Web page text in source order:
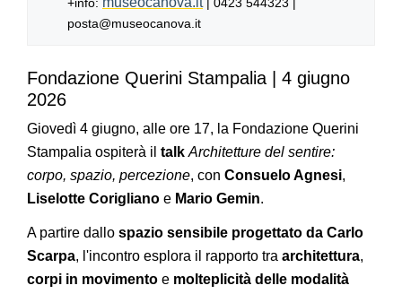
+info:
| 0423 544323 |
posta@museocanova.it
Fondazione Querini Stampalia | 4 giugno
2026
Giovedì 4 giugno, alle ore 17, la Fondazione Querini
Stampalia ospiterà il talk Architetture del sentire:
corpo, spazio, percezione, con Consuelo Agnesi,
Liselotte Corigliano e Mario Gemin.
A partire dallo spazio sensibile progettato da Carlo
Scarpa, l'incontro esplora il rapporto tra architettura,
corpi in movimento e molteplicità delle modalità